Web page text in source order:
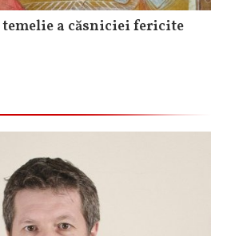
temelie a căsniciei fericite